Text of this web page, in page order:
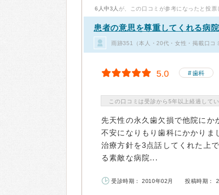
6人中3人 が、この口コミが参考になったと投票
患者の意思を尊重してくれる病院
雨跡351（本人・20代・女性・掲載口コ
5.0 歯科
この口コミは受診から5年以上経過してい
先天性の永久歯欠損で他院にか
不安になりもり歯科にかかりま
治療方針を3点話してくれた上
る素敵な病院...
受診時期： 2010年02月 投稿時期：